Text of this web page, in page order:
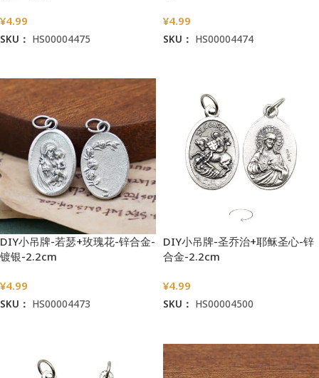
¥4.99
SKU： HS00004475
¥4.99
SKU： HS00004474
DIY小吊牌-若瑟+玫瑰花-锌合金-
镀银-2.2cm
¥4.99
SKU： HS00004473
DIY小吊牌-圣乔治+耶稣圣心-锌
合金-2.2cm
¥4.99
SKU： HS00004500